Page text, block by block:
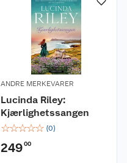
ANDRE MERKEVARER
Lucinda Riley:
Kjærlighetssangen
☆☆☆☆☆ (0)
24900